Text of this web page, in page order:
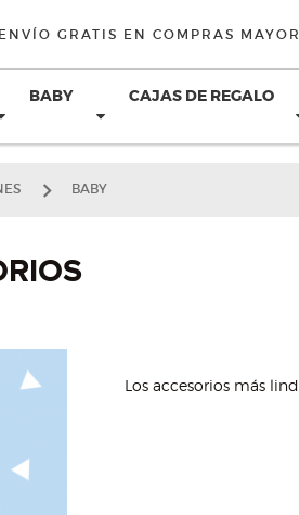
ENVÍO GRATIS EN COMPRAS
BABY CAJAS DE REGALO
BABY
Los accesorios más